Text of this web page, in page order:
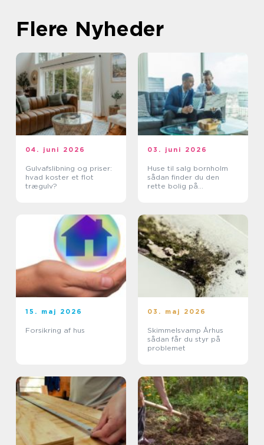
Flere Nyheder
04. juni 2026
Gulvafslibning og priser:
hvad koster et flot
trægulv?
03. juni 2026
Huse til salg bornholm
sådan finder du den
rette bolig på
15. maj 2026
Forsikring af hus
03. maj 2026
Skimmelsvamp Århus
sådan får du styr på
problemet